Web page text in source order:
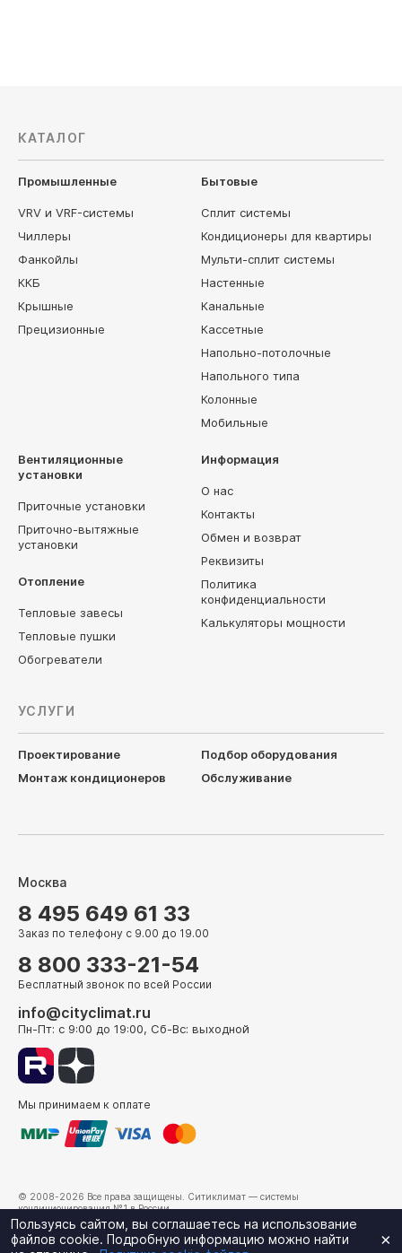
КАТАЛОГ
Промышленные
VRV и VRF-системы
Чиллеры
Фанкойлы
ККБ
Крышные
Прецизионные
Бытовые
Сплит системы
Кондиционеры для квартиры
Мульти-сплит системы
Настенные
Канальные
Кассетные
Напольно-потолочные
Напольного типа
Колонные
Мобильные
Вентиляционные
установки
Приточные установки
Приточно-вытяжные
установки
Отопление
Тепловые завесы
Тепловые пушки
Обогреватели
Информация
О нас
Контакты
Обмен и возврат
Реквизиты
Политика
конфиденциальности
Калькуляторы мощности
УСЛУГИ
Проектирование
Подбор оборудования
Монтаж кондиционеров
Обслуживание
Москва
8 495 649 61 33
Заказ по телефону с 9.00 до 19.00
8 800 333-21-54
Бесплатный звонок по всей России
info@cityclimat.ru
Пн-Пт: с 9:00 до 19:00, Сб-Вс: выходной
Мы принимаем к оплате
© 2008-2026 Все права защищены. Ситиклимат — системы
кондиционирования №1 в России.
г. Москва, ул. Электрозаводская, д. 24
×
Пользуясь сайтом, вы соглашаетесь на использование
файлов cookie. Подробную информацию можно найти